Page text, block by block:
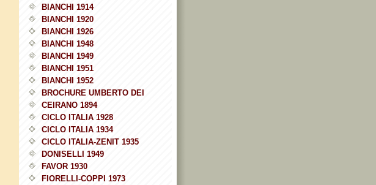
BIANCHI 1914
BIANCHI 1920
BIANCHI 1926
BIANCHI 1948
BIANCHI 1949
BIANCHI 1951
BIANCHI 1952
BROCHURE UMBERTO DEI
CEIRANO 1894
CICLO ITALIA 1928
CICLO ITALIA 1934
CICLO ITALIA-ZENIT 1935
DONISELLI 1949
FAVOR 1930
FIORELLI-COPPI 1973